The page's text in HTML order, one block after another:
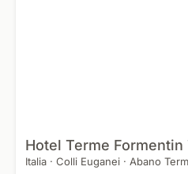
Hotel Terme Formentin
Italia · Colli Euganei · Abano